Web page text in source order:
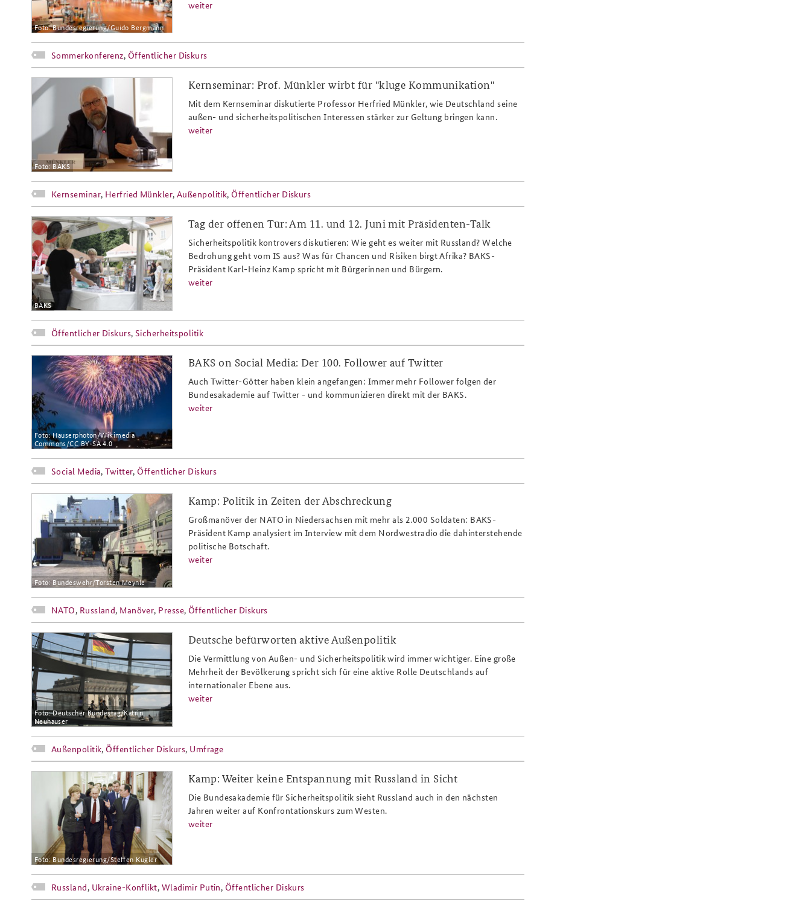
Foto: Bundesregierung/Guido Bergmann
weiter
Sommerkonferenz, Öffentlicher Diskurs
ks16_muenkler_slider.jpg
Foto: BAKS
Kernseminar: Prof. Münkler wirbt für "kluge Kommunikation"
Mit dem Kernseminar diskutierte Professor Herfried Münkler, wie Deutschland seine
außen- und sicherheitspolitischen Interessen stärker zur Geltung bringen kann.
weiter
Kernseminar, Herfried Münkler, Außenpolitik, Öffentlicher Diskurs
_mg_6251.jpg
BAKS
Tag der offenen Tür: Am 11. und 12. Juni mit Präsidenten-Talk
Sicherheitspolitik kontrovers diskutieren: Wie geht es weiter mit Russland? Welche
Bedrohung geht vom IS aus? Was für Chancen und Risiken birgt Afrika? BAKS-
Präsident Karl-Heinz Kamp spricht mit Bürgerinnen und Bürgern.
weiter
Öffentlicher Diskurs, Sicherheitspolitik
munot_feuerwerk_2015_zuschnitt.jpg
Foto: Hauserphoton/Wikimedia
Commons/CC BY-SA 4.0
BAKS on Social Media: Der 100. Follower auf Twitter
Auch Twitter-Götter haben klein angefangen: Immer mehr Follower folgen der
Bundesakademie auf Twitter - und kommunizieren direkt mit der BAKS.
weiter
Social Media,Twitter, Öffentlicher Diskurs
nwradio_slider.jpg
Foto: Bundeswehr/Torsten Meynle
Kamp: Politik in Zeiten der Abschreckung
Großmanöver der NATO in Niedersachsen mit mehr als 2.000 Soldaten: BAKS-
Präsident Kamp analysiert im Interview mit dem Nordwestradio die dahinterstehende
politische Botschaft.
weiter
NATO, Russland, Manöver, Presse, Öffentlicher Diskurs
zmsbw_umfrage_slider.jpg
Foto: Deutscher Bundestag/Katrin
Neuhauser
Deutsche befürworten aktive Außenpolitik
Die Vermittlung von Außen- und Sicherheitspolitik wird immer wichtiger. Eine große
Mehrheit der Bevölkerung spricht sich für eine aktive Rolle Deutschlands auf
internationaler Ebene aus.
weiter
Außenpolitik, Öffentlicher Diskurs, Umfrage
kamp_russland_slider.jpg
Foto: Bundesregierung/Steffen Kugler
Kamp: Weiter keine Entspannung mit Russland in Sicht
Die Bundesakademie für Sicherheitspolitik sieht Russland auch in den nächsten
Jahren weiter auf Konfrontationskurs zum Westen.
weiter
Russland, Ukraine-Konflikt, Wladimir Putin, Öffentlicher Diskurs